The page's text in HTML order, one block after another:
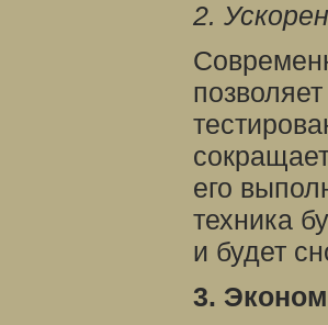
2.
его
техника
и будет
3.